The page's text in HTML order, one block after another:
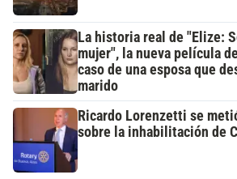
La historia real de "Elize:
mujer", la nueva película
caso de una esposa que
marido
Ricardo Lorenzetti se
sobre la inhabilitación de